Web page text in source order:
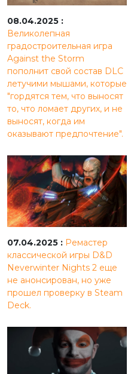
08.04.2025 :
Великолепная
градостроительная игра
Against the Storm
пополнит свой состав DLC
летучими мышами, которые
"гордятся тем, что выносят
то, что ломает других, и не
выносят, когда им
оказывают предпочтение".
07.04.2025 : Ремастер
классической игры D&D
Neverwinter Nights 2 еще
не анонсирован, но уже
прошел проверку в Steam
Deck.